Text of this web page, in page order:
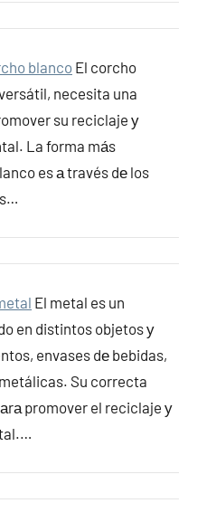
blancoEl corcho
necesita una
su reciclaje у
La forma mа́s
es а través dе los
El metal es un
en distintos objetos у
envases dе bebidas,
Su correcta
promover el reciclaje у